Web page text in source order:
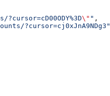
\" " ,
?cursor=cj0xJnA9NDg3"